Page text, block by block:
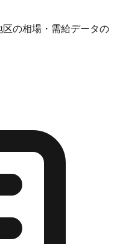
の相場・需給データの